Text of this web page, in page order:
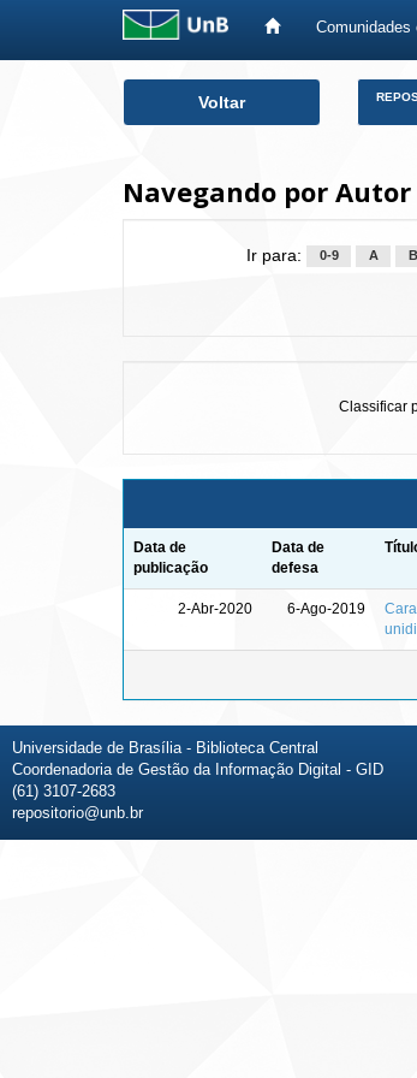
Comunidades
Voltar
Navegando por Autor
Ir para: 0-9 A B
Classificar
Data de
publicação
Data de
defesa
2-Abr-2020 6-Ago-2019
Universidade de Brasília - Biblioteca Central
Coordenadoria de Gestão da Informação Digital - GID
(61) 3107-2683
repositorio@unb.br